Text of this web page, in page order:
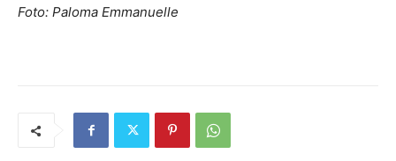
Foto: Paloma Emmanuelle